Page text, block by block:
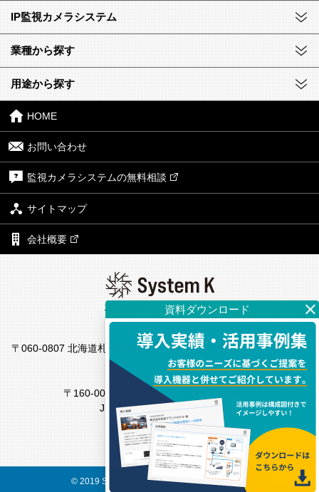
IP監視カメラシステム
業種から探す
用途から探す
HOME
お問い合わせ
監視カメラシステムの無料相談
サイトマップ
会社概要
株式会社システム・ケイ
本社
〒060-0807 北海道札幌市北区北7条西4丁目1番地2 KDX札幌ビル7
東京支社
〒160-0022 東京都新宿区新宿4丁目1番6号
JR新宿ミライナタワー18F
© 2019 System K Corp. All Rights Reserved.